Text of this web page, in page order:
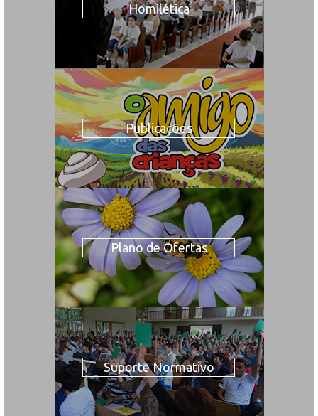
Homilética
Publicações
Plano de Ofertas
Suporte Normativo